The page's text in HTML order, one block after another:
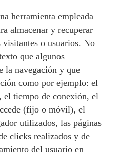
herramienta empleada
almacenar y recuperar
o usuarios. No
que algunos
la navegación y que
como por ejemplo: el
el tiempo de conexión, el
(fijo o móvil), el
utilizados, las páginas
clicks realizados y de
del usuario en